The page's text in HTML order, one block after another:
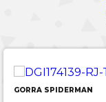
GORRA SPIDERMAN